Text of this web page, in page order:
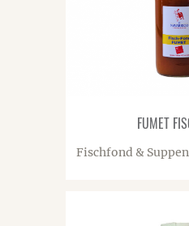
FUMET
Fischfond &